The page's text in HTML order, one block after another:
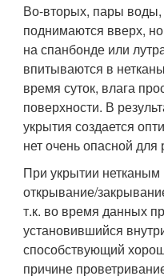
Во-вторых, пары воды,
поднимаются вверх,
на спанбонде или
впитываются в
время суток, влага
поверхности. В
укрытия создается
нет очень опасной
При укрытии
открывание/
т.к. во время данных
установившийся
способствующий
причине